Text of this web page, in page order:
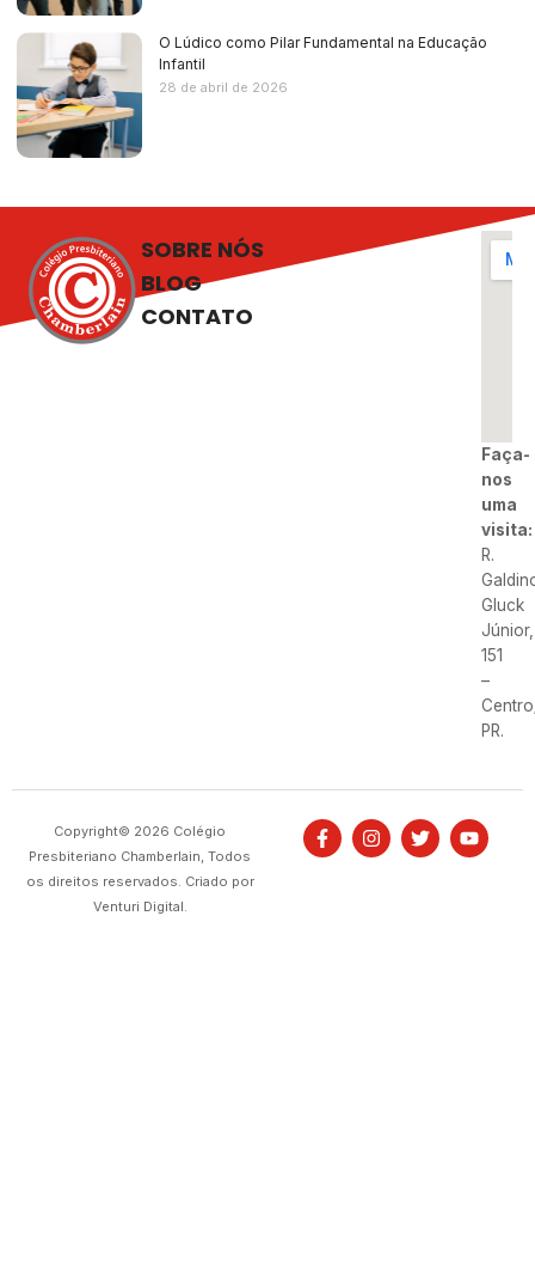
O Lúdico como Pilar Fundamental na Educação
Infantil
28 de abril de 2026
SOBRE NÓS
BLOG
CONTATO
Faça-
nos
uma
visita:
R.
Gluck
Júnior,
151
–
PR.
Copyright© 2026 Colégio
Presbiteriano Chamberlain, Todos
os direitos reservados. Criado por
Venturi Digital.